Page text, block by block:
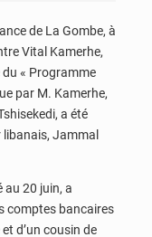
de La Gombe, à
Vital Kamerhe,
du « Programme
par M. Kamerhe,
a été
libanais, Jammal
au 20 juin, a
comptes bancaires
d’un cousin de